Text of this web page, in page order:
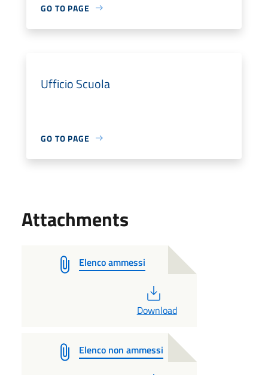
GO TO PAGE
Ufficio Scuola
GO TO PAGE
Attachments
Elenco ammessi
Download
Elenco non ammessi